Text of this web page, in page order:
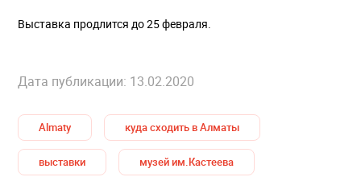
Выставка продлится до 25 февраля.
Дата публикации: 13.02.2020
Almaty куда сходить в Алматы
выставки музей им.Кастеева